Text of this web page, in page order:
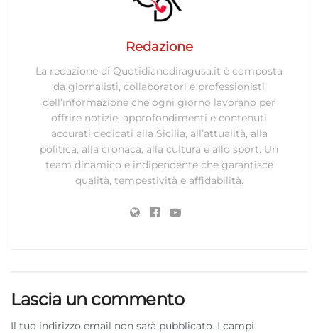
Redazione
La redazione di Quotidianodiragusa.it è composta
da giornalisti, collaboratori e professionisti
dell’informazione che ogni giorno lavorano per
offrire notizie, approfondimenti e contenuti
accurati dedicati alla Sicilia, all’attualità, alla
politica, alla cronaca, alla cultura e allo sport. Un
team dinamico e indipendente che garantisce
qualità, tempestività e affidabilità.
Lascia un commento
Il tuo indirizzo email non sarà pubblicato. I campi